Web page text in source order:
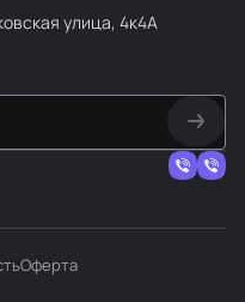
улица, 4к4А
Оферта